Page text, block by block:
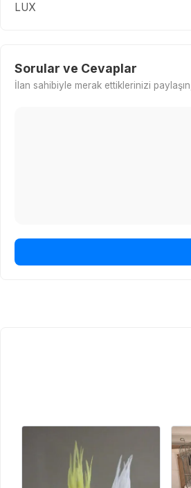
LUX
Sorular ve Cevaplar
İlan sahibiyle merak ettiklerinizi